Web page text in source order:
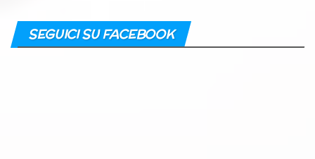
SEGUICI SU FACEBOOK